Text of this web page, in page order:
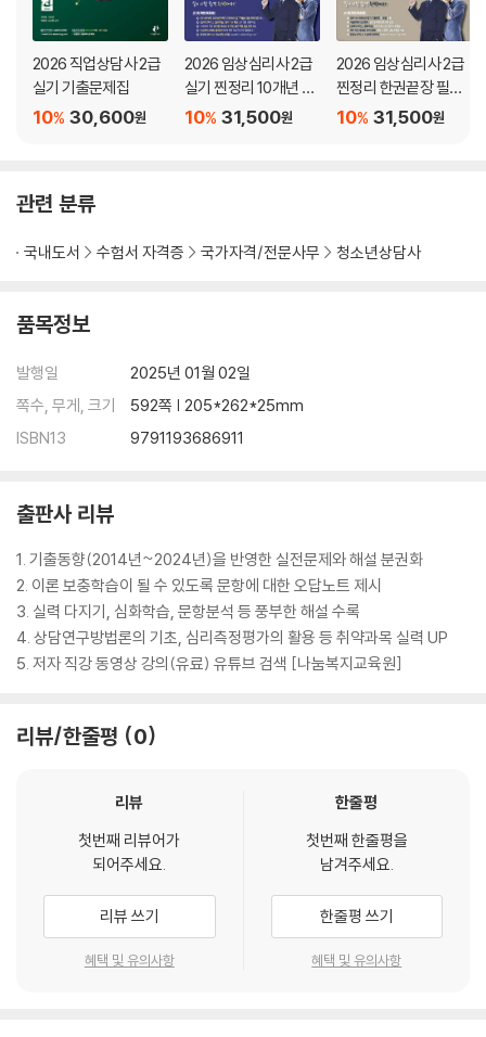
제2과목_상담연구방법론의 기초(필수) 248
제3과목_심리측정 평가의 활용(필수) 257
제4과목_이상심리(필수) 265
5회 실전문제 - 2교시
제2과목_가족상담(선택) 283
2026 직업상담사 2급
실기 기출문제집
30,600원
10%
2026 임상심리사 2급
실기 찐정리 10개년 기
출복원문제집
31,500원
10%
2026 임상심리사 2급
찐정리 한권끝장 필기
기출문제집31,500원
10%
관련 분류
국내도서 수험서 자격증 국가자격/전문사무 청소년상담사
품목정보
발행일
2025년 01월 02일
쪽수, 무게, 크기
592쪽 | 205*262*25mm
ISBN13
9791193686911
출판사 리뷰
1. 기출동향(2014년~2024년)을 반영한 실전문제와 해설 분권화
2. 이론 보충학습이 될 수 있도록 문항에 대한 오답노트 제시
3. 실력 다지기, 심화학습, 문항분석 등 풍부한 해설 수록
4. 상담연구방법론의 기초, 심리측정평가의 활용 등 취약과목 실력 UP
5. 저자 직강 동영상 강의(유료) 유튜브 검색 [나눔복지교육원]
리뷰/한줄평 0
리뷰
첫번째 리뷰어가
되어주세요.
리뷰 쓰기
혜택 및 유의사항
한줄평
첫번째 한줄평을
남겨주세요.
한줄평 쓰기
혜택 및 유의사항